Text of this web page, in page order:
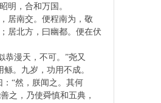
明，合和万国。
居南交。便程南为，敬
居北方，曰幽都。便在伏
恭漫天，不可。”尧又
。九岁，功用不成。
“然，朕闻之。其何
之，乃使舜慎和五典，